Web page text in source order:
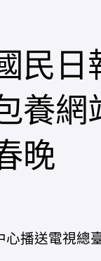
民日
養網
晚
播送電視總